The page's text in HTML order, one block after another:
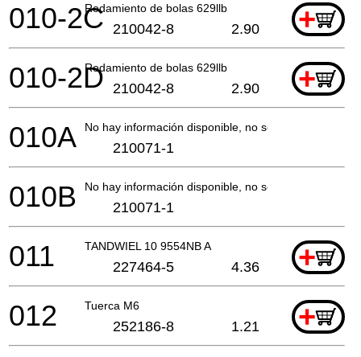
Rodamiento de bolas 629llb +
010-2C 210042-8 2.90
Rodamiento de bolas 629llb +
010-2D 210042-8 2.90
No hay información disponible, no se puede pedir
010A 210071-1
No hay información disponible, no se puede pedir
010B 210071-1
TANDWIEL 10 9554NB A +
011 227464-5 4.36
Tuerca M6 +
012 252186-8 1.21